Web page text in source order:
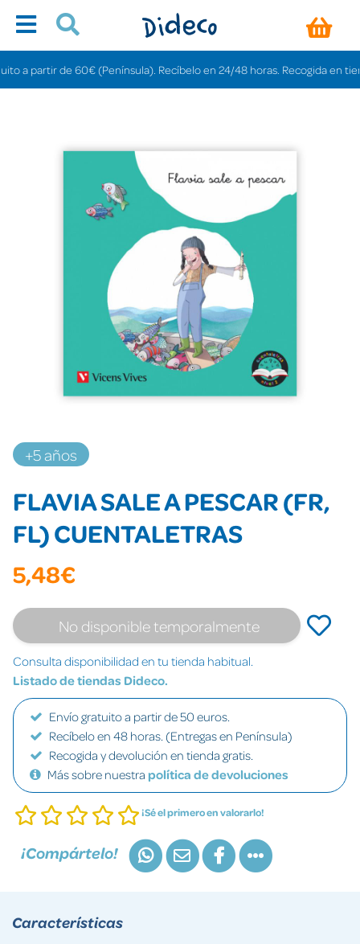
partir de 60€ (Península). Recíbelo en 24/48 horas. Recogida en
+5 años
FLAVIA SALE A PESCAR (FR,
FL) CUENTALETRAS
5,48€
No disponible temporalmente
Consulta disponibilidad en tu tienda habitual.
Listado de tiendas Dideco.
Envío gratuito a partir de 50 euros.
Recíbelo en 48 horas. (Entregas en Península)
Recogida y devolución en tienda gratis.
Más sobre nuestra política de devoluciones
¡Sé el primero en valorarlo!
¡Compártelo!
Características